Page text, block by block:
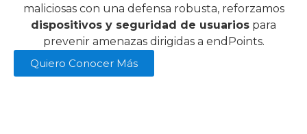
maliciosas con una defensa robusta, reforzamos
dispositivos y seguridad de usuarios para
prevenir amenazas dirigidas a endPoints.
Quiero Conocer Más